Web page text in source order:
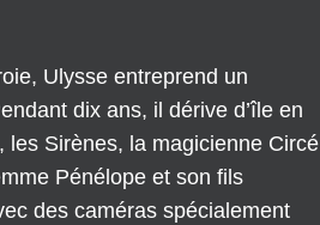
Ulysse entreprend un
dix ans, il dérive d’île en
Sirènes, la magicienne Circé
Pénélope et son fils
des caméras spécialement